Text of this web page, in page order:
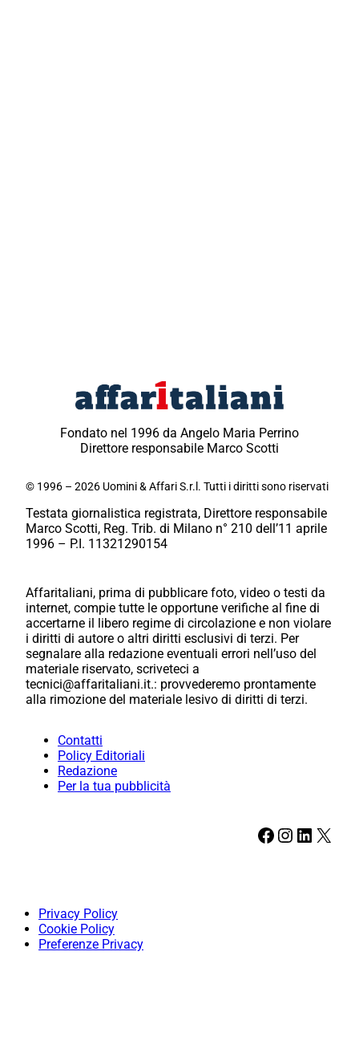
Fondato nel 1996 da Angelo Maria Perrino
Direttore responsabile Marco Scotti
© 1996 – 2026 Uomini & Affari S.r.l. Tutti i diritti sono riservati
Testata giornalistica registrata, Direttore responsabile
Marco Scotti, Reg. Trib. di Milano n° 210 dell’11 aprile
1996 – P.I. 11321290154
Affaritaliani, prima di pubblicare foto, video o testi da
internet, compie tutte le opportune verifiche al fine di
accertarne il libero regime di circolazione e non violare
i diritti di autore o altri diritti esclusivi di terzi. Per
segnalare alla redazione eventuali errori nell’uso del
materiale riservato, scriveteci a
tecnici@affaritaliani.it.: provvederemo prontamente
alla rimozione del materiale lesivo di diritti di terzi.
Contatti
Policy Editoriali
Redazione
Per la tua pubblicità
Facebook Instagram LinkedIn X
Privacy Policy
Cookie Policy
Preferenze Privacy